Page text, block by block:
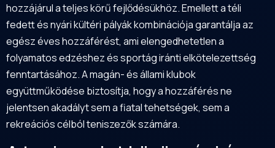
hozzájárul a teljes körű fejlődésükhöz. Emellett a téli
fedett és nyári kültéri pályák kombinációja garantálja az
egész éves hozzáférést, ami elengedhetetlen a
folyamatos edzéshez és sportág iránti elkötelezettség
fenntartásához. A magán- és állami klubok
együttműködése biztosítja, hogy a hozzáférés ne
jelentsen akadályt sem a fiatal tehetségek, sem a
rekreációs célból teniszezők számára.